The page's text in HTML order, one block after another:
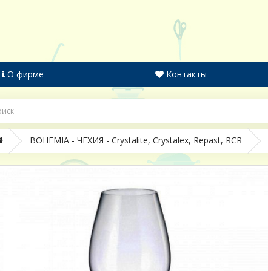
О фирме Контакты
BOHEMIA - ЧЕХИЯ - Crystalite, Crystalex, Repast, RCR